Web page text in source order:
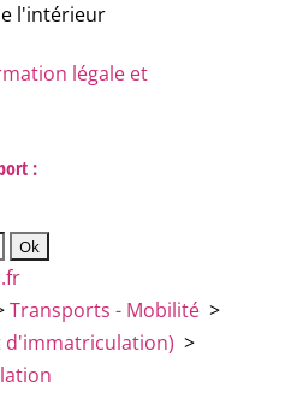
l'intérieur
légale et
:
Transports - Mobilité >
d'immatriculation) >